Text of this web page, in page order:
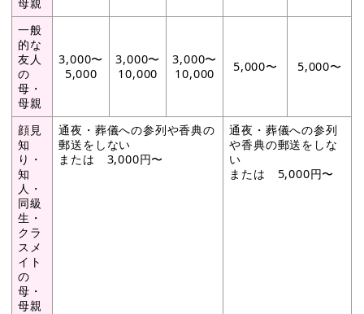
一般
的な
友人
の
母・
母親
3,000〜
5,000
3,000〜
10,000
3,000〜
10,000
5,000〜 5,000〜
顔見
知
り・
知
人・
同級
生・
クラ
スメ
イト
の
母・
母親
通夜・葬儀への参列や香典の
郵送をしない
または 3,000円〜
通夜・葬儀への参列
や香典の郵送をしな
い
または 5,000円〜